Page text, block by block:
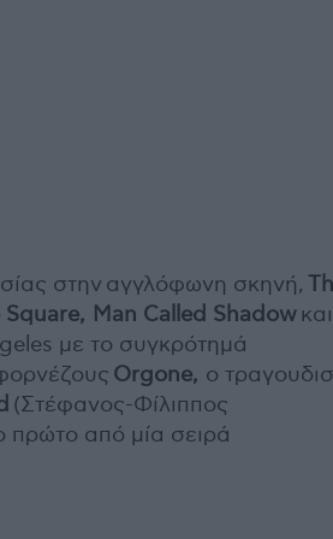
στην αγγλόφωνη σκηνή,
Square, Man Called Shadowκαι
με το συγκρότημά
Orgone, o
(Στέφανος-Φίλιππος
πρώτο από μία σειρά